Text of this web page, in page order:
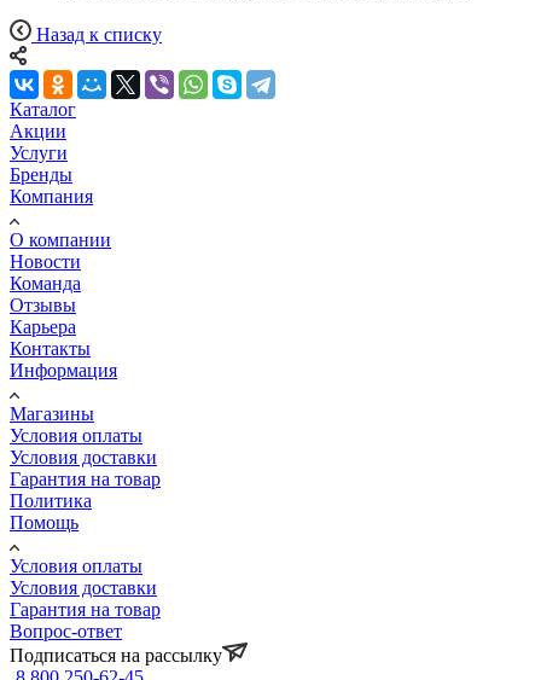
Назад к списку
Каталог
Акции
Услуги
Бренды
Компания
О компании
Новости
Команда
Отзывы
Карьера
Контакты
Информация
Магазины
Условия оплаты
Условия доставки
Гарантия на товар
Политика
Помощь
Условия оплаты
Условия доставки
Гарантия на товар
Вопрос-ответ
Подписаться на рассылку